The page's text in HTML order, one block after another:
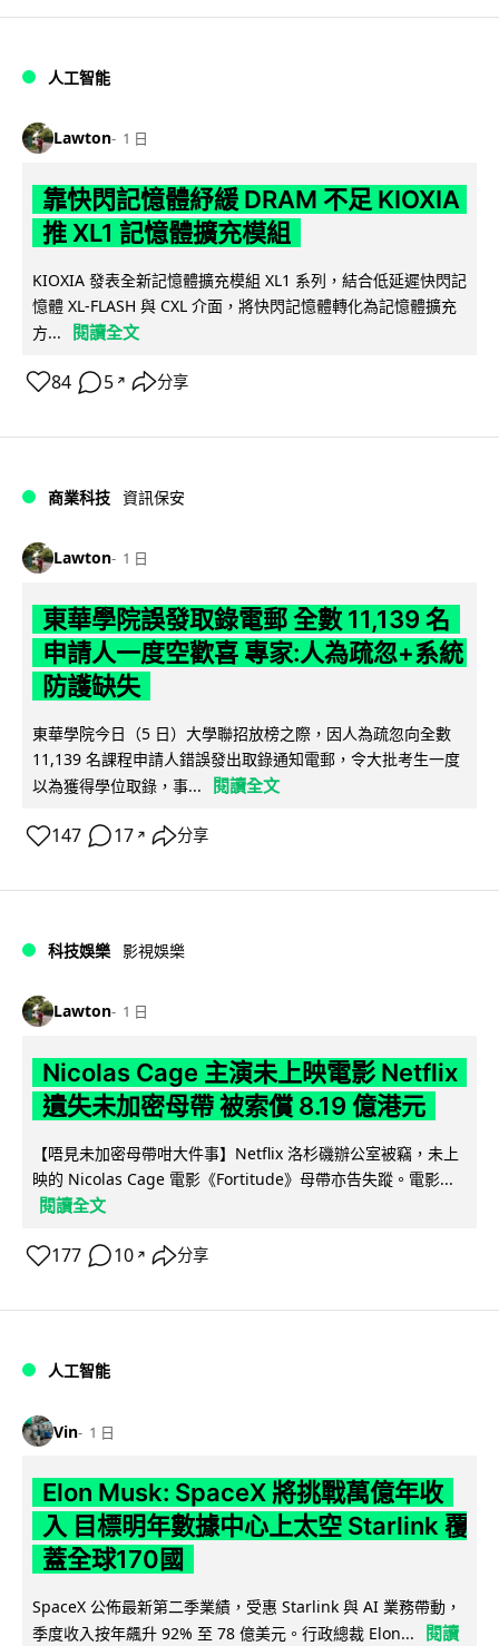
人工智能
Lawton 1 日
靠快閃記憶體紓緩 DRAM 不足 KIOXIA
推 XL1 記憶體擴充模組
KIOXIA 發表全新記憶體擴充模組 XL1 系列，結合低延遲快閃記
憶體 XL-FLASH 與 CXL 介面，將快閃記憶體轉化為記憶體擴充
方...
閱讀全文
84 5 ↗ 分享
商業科技 資訊保安
Lawton 1 日
東華學院誤發取錄電郵 全數 11,139 名
申請人一度空歡喜 專家:人為疏忽+系統
防護缺失
東華學院今日（5 日）大學聯招放榜之際，因人為疏忽向全數
11,139 名課程申請人錯誤發出取錄通知電郵，令大批考生一度
以為獲得學位取錄，事...
閱讀全文
147 17 ↗ 分享
科技娛樂 影視娛樂
Lawton 1 日
Nicolas Cage 主演未上映電影 Netflix
遺失未加密母帶 被索償 8.19 億港元
【唔見未加密母帶咁大件事】Netflix 洛杉磯辦公室被竊，未上
映的 Nicolas Cage 電影《Fortitude》母帶亦告失蹤。電影...
閱讀全文
177 10 ↗ 分享
人工智能
Vin 1 日
Elon Musk: SpaceX 將挑戰萬億年收
入 目標明年數據中心上太空 Starlink 覆
蓋全球170國
SpaceX 公佈最新第二季業績，受惠 Starlink 與 AI 業務帶動，
季度收入按年飆升 92% 至 78 億美元。行政總裁 Elon...
閱讀